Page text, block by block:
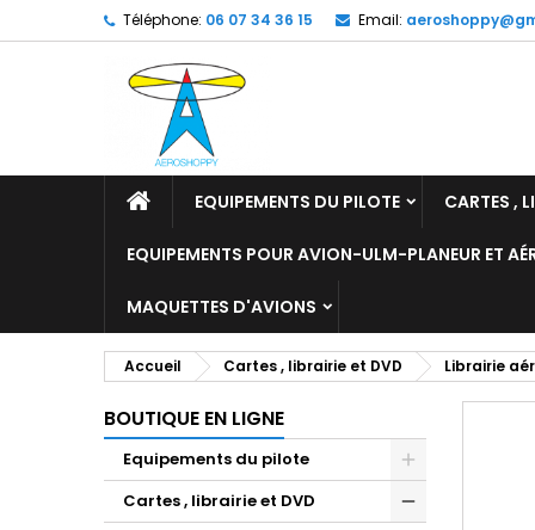
Téléphone: 06 07 34 36 15 Email:
EQUIPEMENTS DU PILOTE CARTES ,
EQUIPEMENTS POUR AVION-ULM-PLANEUR ET
MAQUETTES D'AVIONS
Accueil Cartes , librairie et DVD Librairie
BOUTIQUE EN LIGNE
Equipements du pilote
Cartes , librairie et DVD